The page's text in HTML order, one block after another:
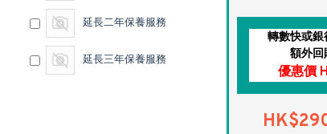
延長二年保養服務
延長三年保養服務
轉數快或
額外回
優惠價